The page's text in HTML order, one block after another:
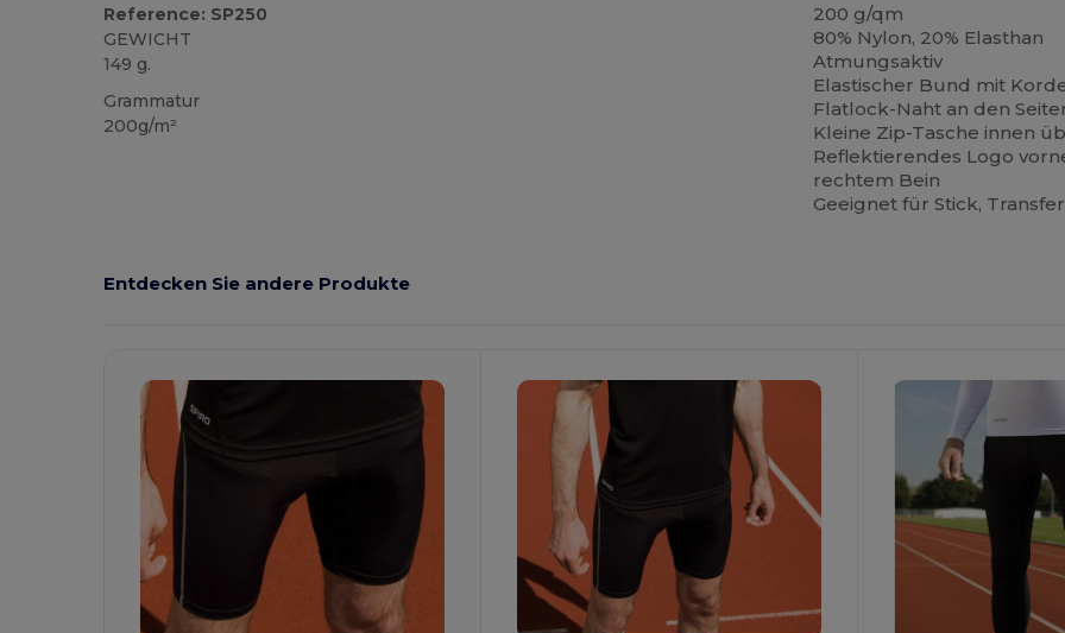
Reference: SP250
GEWICHT
149 g.
Grammatur
200g/m²
200 g/qm
80% Nylon, 20% Elasthan
Atmungsaktiv
Elastischer Bund mit
Flatlock-Naht an den
Kleine Zip-Tasche innen
Reflektierendes Logo
rechtem Bein
Geeignet für Stick,
Entdecken Sie andere Produkte